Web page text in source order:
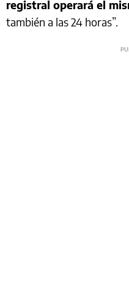
registral operará el
también a las 24 horas”.